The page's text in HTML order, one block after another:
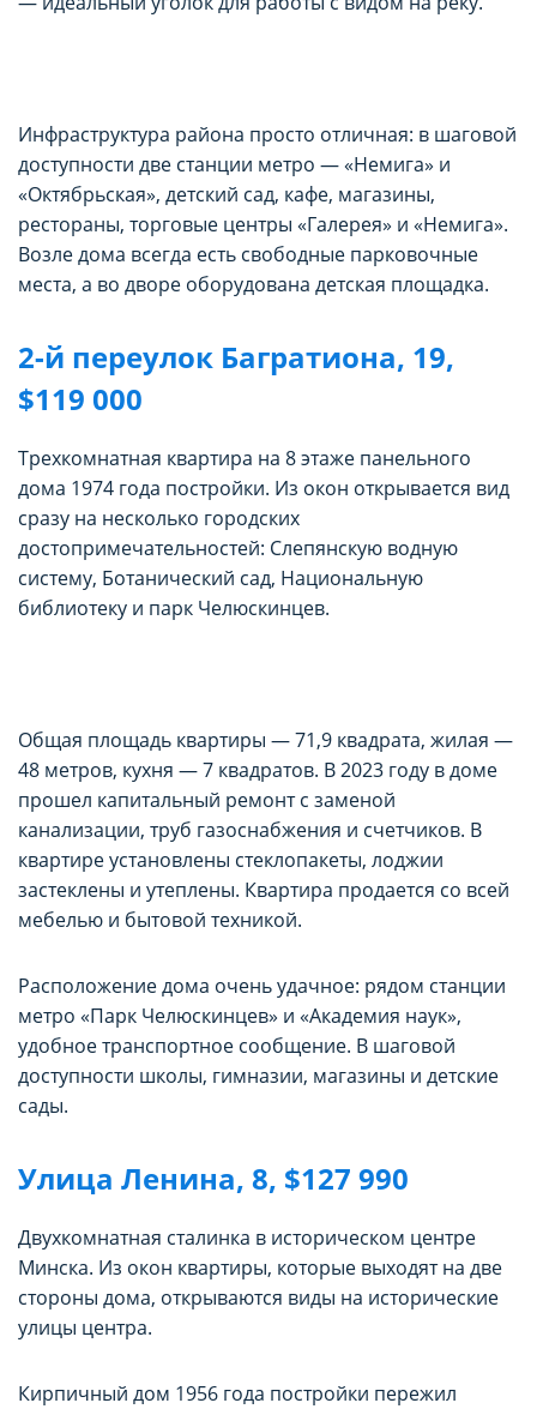
Инфраструктура района просто отличная: в шаговой
доступности две станции метро — «Немига» и
«Октябрьская», детский сад, кафе, магазины,
рестораны, торговые центры «Галерея» и «Немига».
Возле дома всегда есть свободные парковочные
места, а во дворе оборудована детская площадка.
2-й переулок Багратиона, 19,
$119 000
Трехкомнатная квартира на 8 этаже панельного
дома 1974 года постройки. Из окон открывается вид
сразу на несколько городских
достопримечательностей: Слепянскую водную
систему, Ботанический сад, Национальную
библиотеку и парк Челюскинцев.
Общая площадь квартиры — 71,9 квадрата, жилая —
48 метров, кухня — 7 квадратов. В 2023 году в доме
прошел капитальный ремонт с заменой
канализации, труб газоснабжения и счетчиков. В
квартире установлены стеклопакеты, лоджии
застеклены и утеплены. Квартира продается со всей
мебелью и бытовой техникой.
Расположение дома очень удачное: рядом станции
метро «Парк Челюскинцев» и «Академия наук»,
удобное транспортное сообщение. В шаговой
доступности школы, гимназии, магазины и детские
сады.
Улица Ленина, 8, $127 990
Двухкомнатная сталинка в историческом центре
Минска. Из окон квартиры, которые выходят на две
стороны дома, открываются виды на исторические
улицы центра.
Кирпичный дом 1956 года постройки пережил